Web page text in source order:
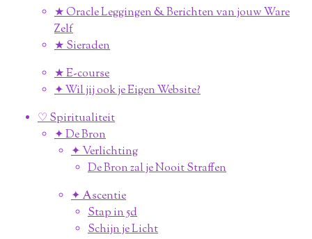
★ Oracle Leggingen & Berichten van jouw Ware
Zelf
★ Sieraden
★ E-course
✦ Wil jij ook je Eigen Website?
♡ Spiritualiteit
✦ De Bron
✦ Verlichting
De Bron zal je Nooit Straffen
✦ Ascentie
Stap in 5d
Schijn je Licht